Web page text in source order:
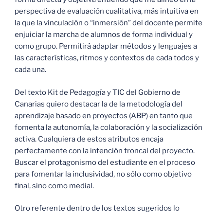
perspectiva de evaluación cualitativa, más intuitiva en
la que la vinculación o “inmersión” del docente permite
enjuiciar la marcha de alumnos de forma individual y
como grupo. Permitirá adaptar métodos y lenguajes a
las características, ritmos y contextos de cada todos y
cada una.
Del texto Kit de Pedagogía y TIC del Gobierno de
Canarias quiero destacar la de la metodología del
aprendizaje basado en proyectos (ABP) en tanto que
fomenta la autonomía, la colaboración y la socialización
activa. Cualquiera de estos atributos encaja
perfectamente con la intención troncal del proyecto.
Buscar el protagonismo del estudiante en el proceso
para fomentar la inclusividad, no sólo como objetivo
final, sino como medial.
Otro referente dentro de los textos sugeridos lo